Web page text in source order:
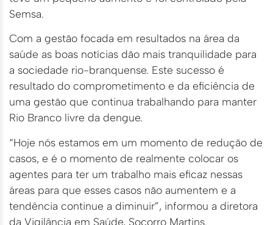
Semsa.
Com a gestão focada em resultados na área da
saúde as boas notícias dão mais tranquilidade para
a sociedade rio-branquense. Este sucesso é
resultado do comprometimento e da eficiência de
uma gestão que continua trabalhando para manter
Rio Branco livre da dengue.
“Hoje nós estamos em um momento de redução de
casos, e é o momento de realmente colocar os
agentes para ter um trabalho mais eficaz nessas
áreas para que esses casos não aumentem e a
tendência continue a diminuir”, informou a diretora
da Vigilância em Saúde, Socorro Martins.